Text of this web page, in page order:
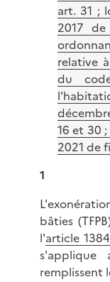
art. 31 ;
2017
relative
du
16 et 30
2021 de
1
bâties
l'article
s'applique
remplissent